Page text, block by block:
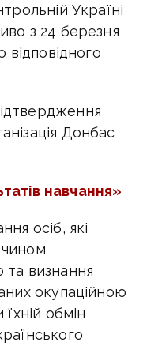
Україні
з 24 березня
відповідного
Донбас
навчання»
осіб, які
та визнання
окупаційною
обмін